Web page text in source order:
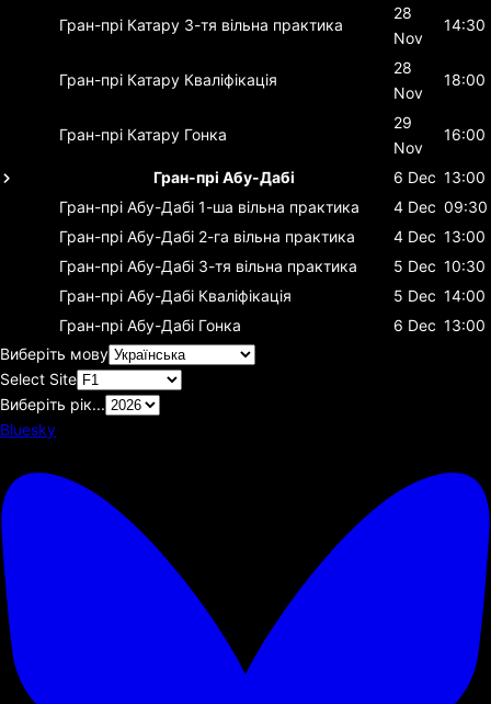
Гран-прі Катару 3-тя вільна практика
28
Nov
14:30
Гран-прі Катару Кваліфікація
28
Nov
18:00
Гран-прі Катару Гонка
29
Nov
16:00
Гран-прі Абу-Дабі 6 Dec 13:00
Гран-прі Абу-Дабі 1-ша вільна практика 4 Dec 09:30
Гран-прі Абу-Дабі 2-га вільна практика 4 Dec 13:00
Гран-прі Абу-Дабі 3-тя вільна практика 5 Dec 10:30
Гран-прі Абу-Дабі Кваліфікація 5 Dec 14:00
Гран-прі Абу-Дабі Гонка 6 Dec 13:00
Виберіть мову
Select Site
Виберіть рік...
Bluesky